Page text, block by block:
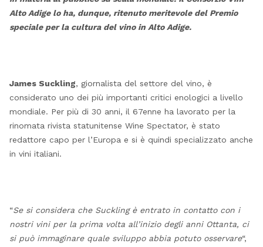
Alto Adige lo ha, dunque, ritenuto meritevole del Premio
speciale per la cultura del vino in Alto Adige.
James Suckling, giornalista del settore del vino, è
considerato uno dei più importanti critici enologici a livello
mondiale. Per più di 30 anni, il 67enne ha lavorato per la
rinomata rivista statunitense Wine Spectator, è stato
redattore capo per l’Europa e si è quindi specializzato anche
in vini italiani.
“Se si considera che Suckling è entrato in contatto con i
nostri vini per la prima volta all’inizio degli anni Ottanta, ci
si può immaginare quale sviluppo abbia potuto osservare“,